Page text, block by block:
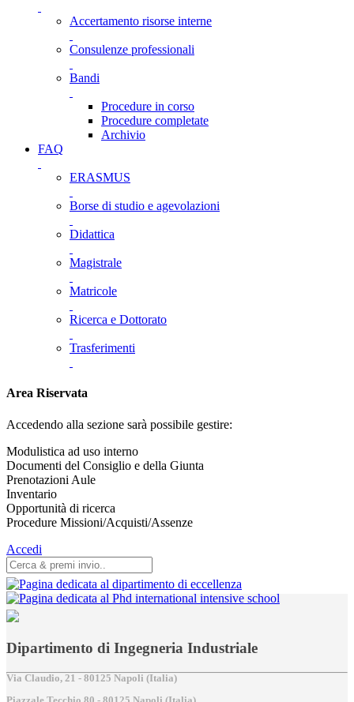
Accertamento risorse interne
Consulenze professionali
Bandi
Procedure in corso
Procedure completate
Archivio
FAQ
ERASMUS
Borse di studio e agevolazioni
Didattica
Magistrale
Matricole
Ricerca e Dottorato
Trasferimenti
Area Riservata
Accedendo alla sezione sarà possibile gestire:
Modulistica ad uso interno
Documenti del Consiglio e della Giunta
Prenotazioni Aule
Inventario
Opportunità di ricerca
Procedure Missioni/Acquisti/Assenze
Accedi
Dipartimento di Ingegneria Industriale
Via Claudio, 21 - 80125 Napoli (Italia)